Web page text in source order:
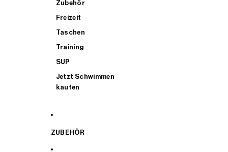
Zubehör
Freizeit
Taschen
Training
SUP
Jetzt Schwimmen
kaufen
ZUBEHÖR